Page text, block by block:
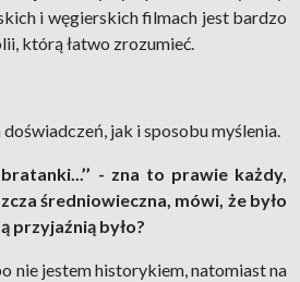
i węgierskich filmach jest bardzo
którą łatwo zrozumieć.
jak i sposobu myślenia.
- zna to prawie każdy,
średniowieczna, mówi, że było
przyjaźnią było?
nie jestem historykiem, natomiast na